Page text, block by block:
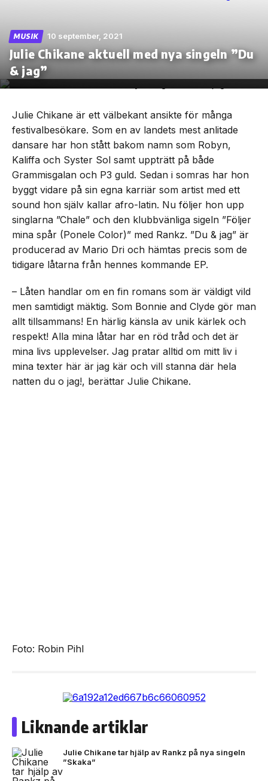
Skip
the
MUSIK 10 september, 2021
Julie Chikane aktuell med nya singeln ”Du
& jag”
Julie Chikane är ett välbekant ansikte för många
festivalbesökare. Som en av landets mest anlitade
dansare har hon stått bakom namn som Robyn,
Kaliffa och Syster Sol samt uppträtt på både
Grammisgalan och P3 guld. Sedan i somras har hon
byggt vidare på sin egna karriär som artist med ett
sound hon själv kallar afro-latin. Nu följer hon upp
singlarna ”Chale” och den klubbvänliga sigeln ”Följer
mina spår (Ponele Color)” med Rankz. ”Du & jag” är
producerad av Mario Dri och hämtas precis som de
tidigare låtarna från hennes kommande EP.
– Låten handlar om en fin romans som är väldigt vild
men samtidigt mäktig. Som Bonnie and Clyde gör man
allt tillsammans! En härlig känsla av unik kärlek och
respekt! Alla mina låtar har en röd tråd och det är
mina livs upplevelser. Jag pratar alltid om mitt liv i
mina texter här är jag kär och vill stanna där hela
natten du o jag!, berättar Julie Chikane.
Foto: Robin Pihl
Liknande artiklar
Julie Chikane tar hjälp av Rankz på nya singeln
”Skaka”